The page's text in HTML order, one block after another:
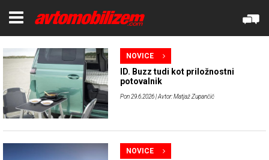
NOVICE
ID. Buzz tudi kot priložnostni
potovalnik
Pon 29.6.2026| Avtor: Matjaž Zupančič
NOVICE